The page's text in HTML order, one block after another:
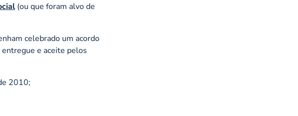
(ou que foram alvo de
celebrado um acordo
e aceite pelos
2010;